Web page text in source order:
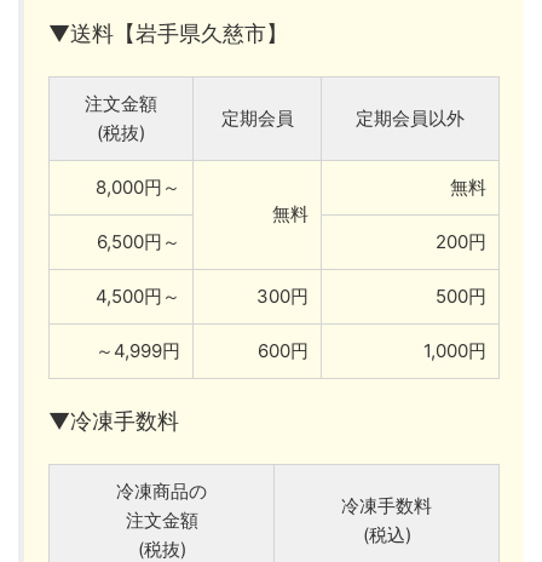
▼送料【岩手県久慈市】
注文金額
(税抜)
定期会員 定期会員以外
8,000円～
無料
無料
6,500円～ 200円
4,500円～ 300円 500円
～4,999円 600円 1,000円
▼冷凍手数料
冷凍商品の
注文金額
(税抜)
冷凍手数料
(税込)